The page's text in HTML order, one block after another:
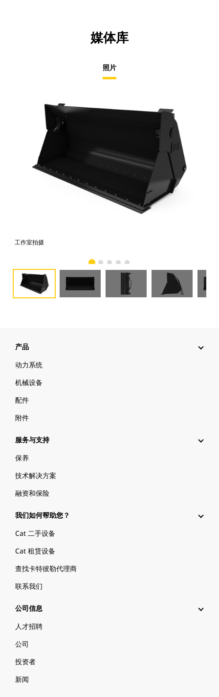
媒体库
照片
工作室拍摄
产品
动力系统
机械设备
配件
附件
服务与支持
保养
技术解决方案
融资和保险
我们如何帮助您？
Cat 二手设备
Cat 租赁设备
查找卡特彼勒代理商
联系我们
公司信息
人才招聘
公司
投资者
新闻